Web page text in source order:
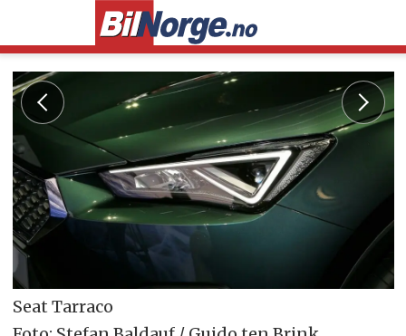
Seat Tarraco